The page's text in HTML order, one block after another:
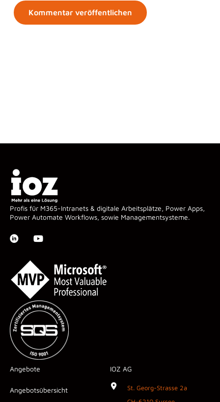
Profis für M365-Intranets & digitale Arbeitsplätze, Power Apps,
Power Automate Workflows, sowie Managementsysteme.
Angebote
Angebotsübersicht
IOZ AG
St. Georg-Strasse 2a